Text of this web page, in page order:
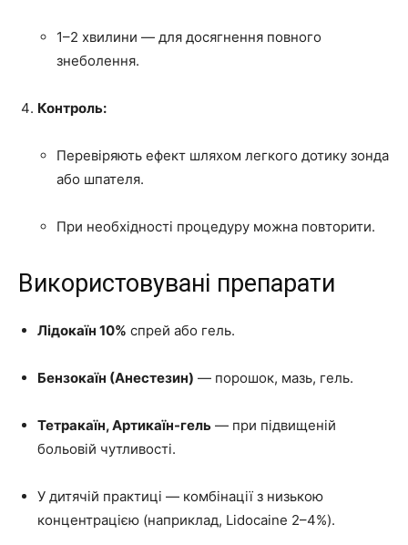
1–2 хвилини — для досягнення повного
знеболення.
Контроль:
Перевіряють ефект шляхом легкого дотику зонда
або шпателя.
При необхідності процедуру можна повторити.
Використовувані препарати
Лідокаїн 10% спрей або гель.
Бензокаїн (Анестезин) — порошок, мазь, гель.
Тетракаїн, Артикаїн-гель — при підвищеній
больовій чутливості.
У дитячій практиці — комбінації з низькою
концентрацією (наприклад, Lidocaine 2–4%).